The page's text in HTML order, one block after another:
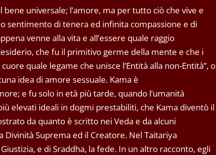
universale; l’amore, ma per tutto ciò che vive e
sentimento di tenera ed infinita compassione e di
venne alla vita e all’essere quale raggio
che fu il primitivo germe della mente e che i
quale legame che unisce l’Entità alla non-Entità”, o
idea di amore sessuale. Kama è
e fu solo in età più tarde, quando l’umanità
elevati ideali in dogmi prestabiliti, che Kama diventò il
da quanto è scritto nei Veda e da alcuni
Divinità Suprema ed il Creatore. Nel Taitariya
e di Sraddha, la fede. In un altro racconto, egli